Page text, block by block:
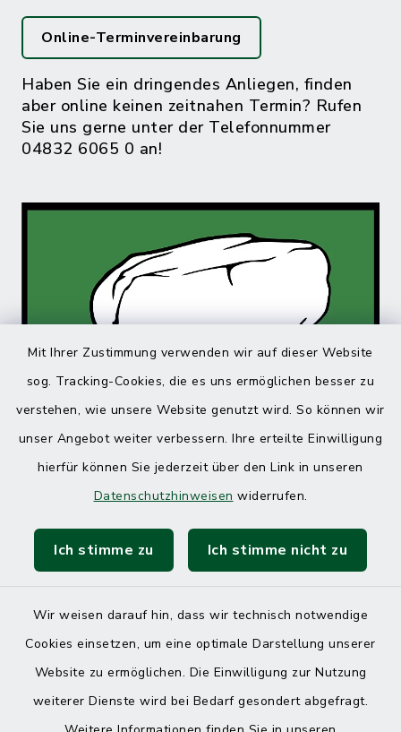
Mit Ihrer Zustimmung verwenden wir auf dieser Website
sog. Tracking-Cookies, die es uns ermöglichen besser zu
verstehen, wie unsere Website genutzt wird. So können wir
unser Angebot weiter verbessern. Ihre erteilte Einwilligung
hierfür können Sie jederzeit über den Link in unseren
Datenschutzhinweisen widerrufen.
Ich stimme zu Ich stimme nicht zu
Wir weisen darauf hin, dass wir technisch notwendige
Cookies einsetzen, um eine optimale Darstellung unserer
Website zu ermöglichen. Die Einwilligung zur Nutzung
weiterer Dienste wird bei Bedarf gesondert abgefragt.
Online-Terminvereinbarung
Haben Sie ein dringendes Anliegen, finden
aber online keinen zeitnahen Termin? Rufen
Sie uns gerne unter der Telefonnummer
04832 6065 0 an!